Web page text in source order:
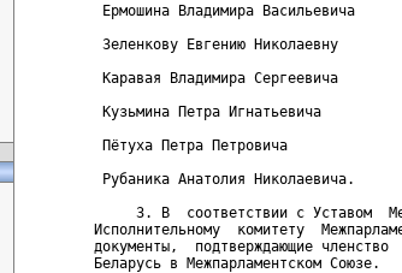
Ермошина Владимира Васильевича
Зеленкову Евгению Николаевну
Каравая Владимира Сергеевича
Кузьмина Петра Игнатьевича
Пётуха Петра Петровича
Рубаника Анатолия Николаевича.
3. В  соответствии с Уставом
Исполнительному  комитету
документы,  подтверждающие членство
Беларусь в Межпарламентском Союзе.